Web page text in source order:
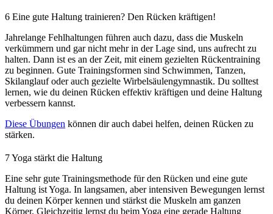
6 Eine gute Haltung trainieren? Den Rücken kräftigen!
Jahrelange Fehlhaltungen führen auch dazu, dass die Muskeln
verkümmern und gar nicht mehr in der Lage sind, uns aufrecht zu
halten. Dann ist es an der Zeit, mit einem gezielten Rückentraining
zu beginnen. Gute Trainingsformen sind Schwimmen, Tanzen,
Skilanglauf oder auch gezielte Wirbelsäulengymnastik. Du solltest
lernen, wie du deinen Rücken effektiv kräftigen und deine Haltung
verbessern kannst.
Diese Übungen können dir auch dabei helfen, deinen Rücken zu
stärken.
7Yoga stärkt die Haltung
Eine sehr gute Trainingsmethode für den Rücken und eine gute
Haltung ist Yoga. In langsamen, aber intensiven Bewegungen lernst
du deinen Körper kennen und stärkst die Muskeln am ganzen
Körper. Gleichzeitig lernst du beim Yoga eine gerade Haltung